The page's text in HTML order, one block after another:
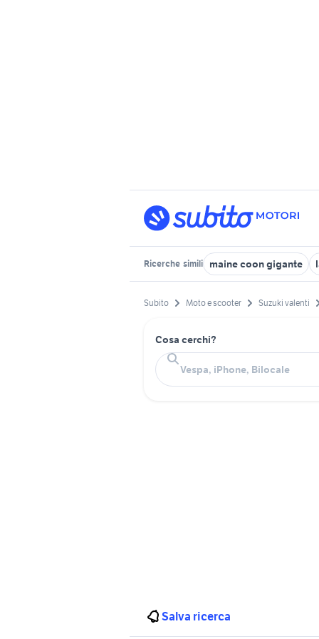
Ricerche simili maine coon gigante
Subito Moto e scooter Suzuki valenti
Cosa cerchi?
Salva ricerca